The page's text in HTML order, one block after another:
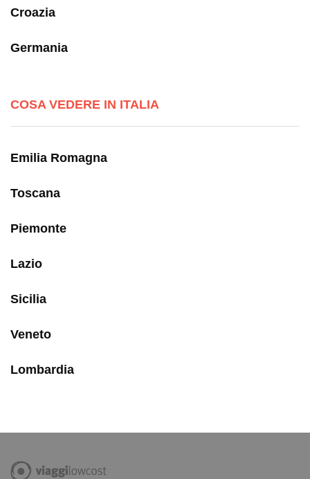
Croazia
Germania
COSA VEDERE IN ITALIA
Emilia Romagna
Toscana
Piemonte
Lazio
Sicilia
Veneto
Lombardia